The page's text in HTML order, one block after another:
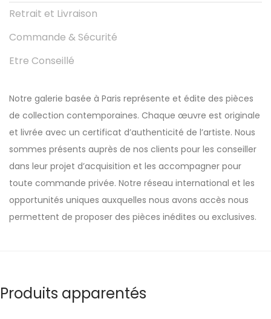
Retrait et Livraison
Commande & Sécurité
Etre Conseillé
Notre galerie basée à Paris représente et édite des pièces
de collection contemporaines. Chaque œuvre est originale
et livrée avec un certificat d’authenticité de l’artiste. Nous
sommes présents auprès de nos clients pour les conseiller
dans leur projet d’acquisition et les accompagner pour
toute commande privée. Notre réseau international et les
opportunités uniques auxquelles nous avons accès nous
permettent de proposer des pièces inédites ou exclusives.
Produits apparentés